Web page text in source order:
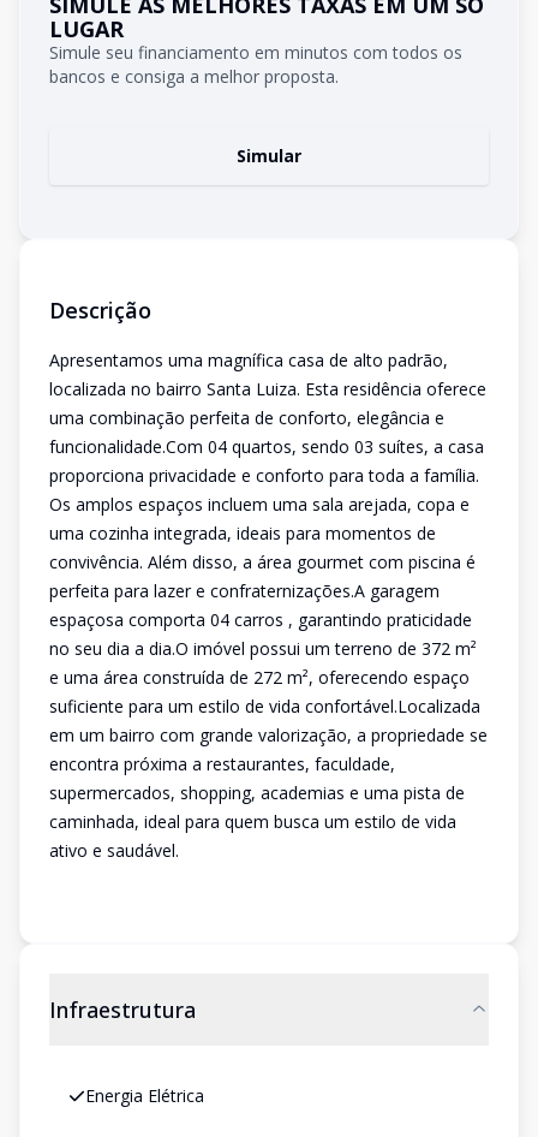
LUGAR
Simule seu financiamento em minutos com todos os
bancos e consiga a melhor proposta.
Simular
Descrição
Apresentamos uma magnífica casa de alto padrão,
localizada no bairro Santa Luiza. Esta residência oferece
uma combinação perfeita de conforto, elegância e
funcionalidade.Com 04 quartos, sendo 03 suítes, a casa
proporciona privacidade e conforto para toda a família.
Os amplos espaços incluem uma sala arejada, copa e
uma cozinha integrada, ideais para momentos de
convivência. Além disso, a área gourmet com piscina é
perfeita para lazer e confraternizações.A garagem
espaçosa comporta 04 carros , garantindo praticidade
no seu dia a dia.O imóvel possui um terreno de 372 m²
e uma área construída de 272 m², oferecendo espaço
suficiente para um estilo de vida confortável.Localizada
em um bairro com grande valorização, a propriedade se
encontra próxima a restaurantes, faculdade,
supermercados, shopping, academias e uma pista de
caminhada, ideal para quem busca um estilo de vida
ativo e saudável.
Infraestrutura
Energia Elétrica